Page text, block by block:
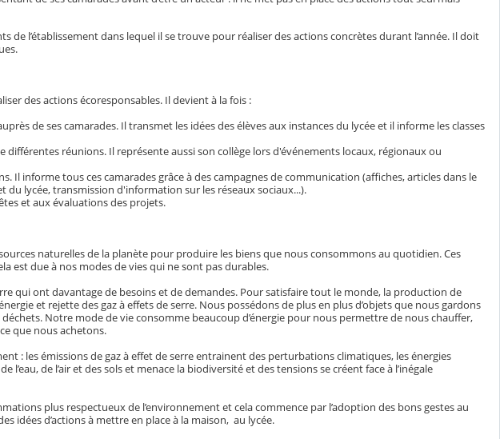
de l’établissement dans lequel il se trouve pour réaliser des actions concrètes durant l’année. Il doit
des actions écoresponsables. Il devient à la fois :
de ses camarades. Il transmet les idées des élèves aux instances du lycée et il informe les classes
différentes réunions. Il représente aussi son collège lors d'événements locaux, régionaux ou
Il informe tous ces camarades grâce à des campagnes de communication (affiches, articles dans le
lycée, transmission d'information sur les réseaux sociaux...).
et aux évaluations des projets.
naturelles de la planète pour produire les biens que nous consommons au quotidien. Ces
est due à nos modes de vies qui ne sont pas durables.
qui ont davantage de besoins et de demandes. Pour satisfaire tout le monde, la production de
et rejette des gaz à effets de serre. Nous possédons de plus en plus d’objets que nous gardons
Notre mode de vie consomme beaucoup d’énergie pour nous permettre de nous chauffer,
que nous achetons.
: les émissions de gaz à effet de serre entrainent des perturbations climatiques, les énergies
l’eau, de l’air et des sols et menace la biodiversité et des tensions se créent face à l’inégale
plus respectueux de l’environnement et cela commence par l’adoption des bons gestes au
idées d’actions à mettre en place à la maison, au lycée.